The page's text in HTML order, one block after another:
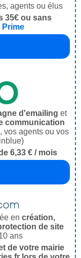
agents ou élus
35€ ou sans
Prime
d'emailing et
communication
vos agents ou vos
6,33 € / mois
en création,
de site
ans
de votre mairie